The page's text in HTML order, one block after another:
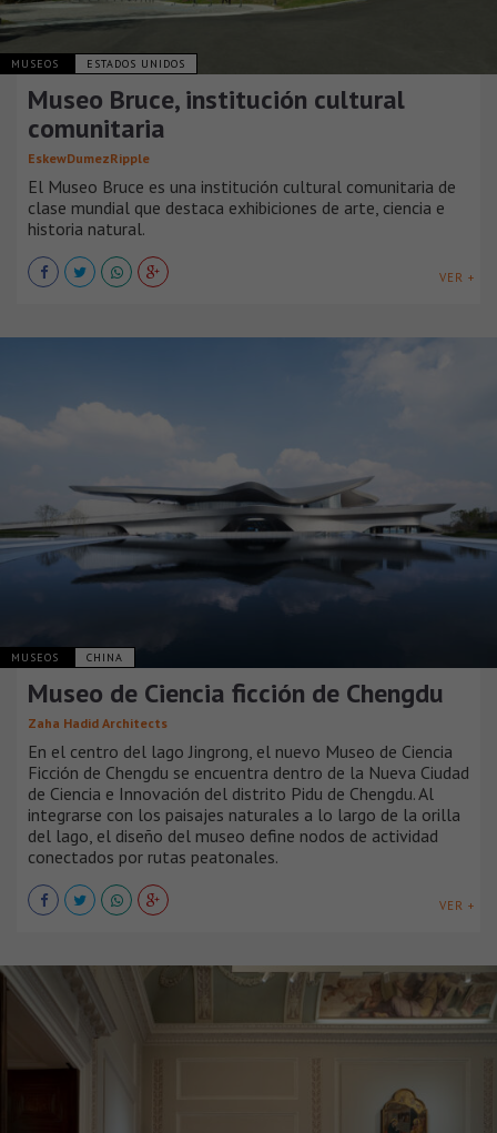
MUSEOS ESTADOS UNIDOS
Museo Bruce, institución cultural
comunitaria
EskewDumezRipple
El Museo Bruce es una institución cultural comunitaria de
clase mundial que destaca exhibiciones de arte, ciencia e
historia natural.
VER +
MUSEOS CHINA
Museo de Ciencia ficción de Chengdu
Zaha Hadid Architects
En el centro del lago Jingrong, el nuevo Museo de Ciencia
Ficción de Chengdu se encuentra dentro de la Nueva Ciudad
de Ciencia e Innovación del distrito Pidu de Chengdu. Al
integrarse con los paisajes naturales a lo largo de la orilla
del lago, el diseño del museo define nodos de actividad
conectados por rutas peatonales.
VER +